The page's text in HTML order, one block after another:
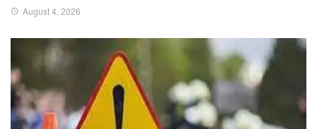
August 4, 2026